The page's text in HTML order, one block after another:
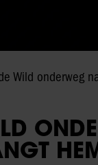
Wild onderweg